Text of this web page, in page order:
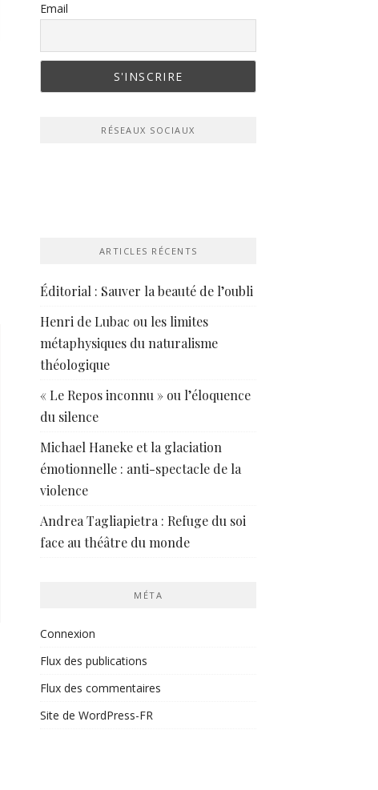
Email
RÉSEAUX SOCIAUX
ARTICLES RÉCENTS
Éditorial : Sauver la beauté de l’oubli
Henri de Lubac ou les limites
métaphysiques du naturalisme
théologique
« Le Repos inconnu » ou l’éloquence
du silence
Michael Haneke et la glaciation
émotionnelle : anti-spectacle de la
violence
Andrea Tagliapietra : Refuge du soi
face au théâtre du monde
MÉTA
Connexion
Flux des publications
Flux des commentaires
Site de WordPress-FR